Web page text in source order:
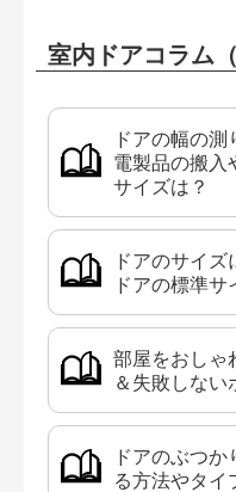
室内ドアコラム（
ドアの幅の
電製品の搬入
サイズは？
ドアのサイ
ドアの標準サ
部屋をおしゃ
＆失敗しない
ドアのぶつ
る方法やタイ